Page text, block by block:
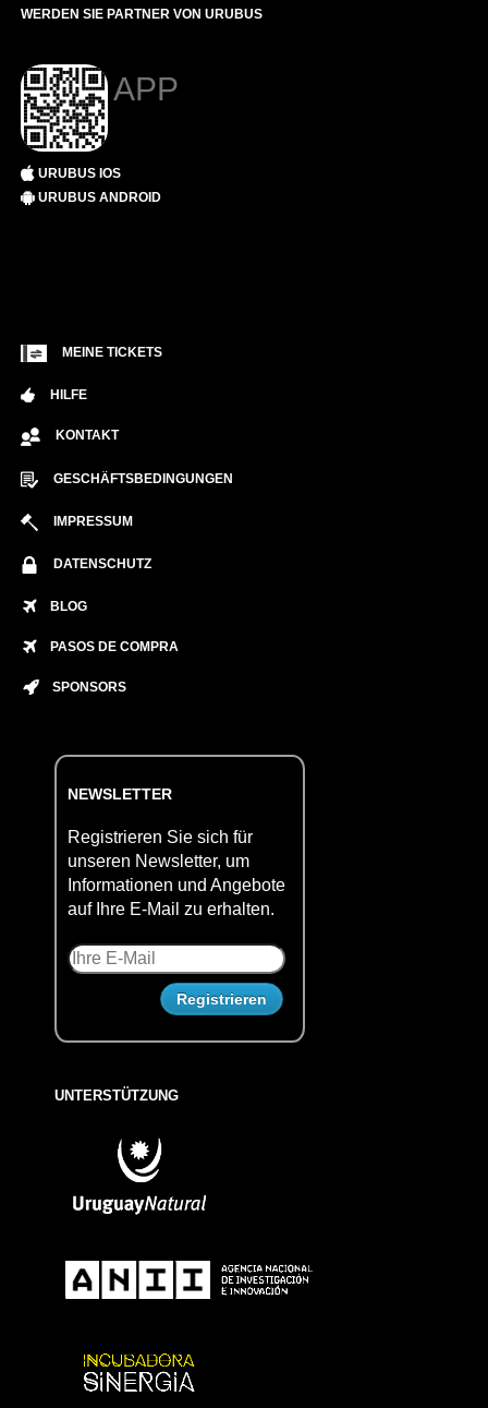
WERDEN SIE PARTNER VON URUBUS
APP
URUBUS IOS
URUBUS ANDROID
MEINE TICKETS
HILFE
KONTAKT
GESCHÄFTSBEDINGUNGEN
IMPRESSUM
DATENSCHUTZ
BLOG
PASOS DE COMPRA
SPONSORS
NEWSLETTER
Registrieren Sie sich für
unseren Newsletter, um
Informationen und Angebote
auf Ihre E-Mail zu erhalten.
UNTERSTÜTZUNG